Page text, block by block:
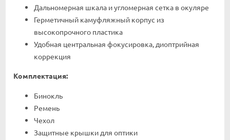
Дальномерная шкала и угломерная сетка в окуляре
Герметичный камуфляжный корпус из
высокопрочного пластика
Удобная центральная фокусировка, диоптрийная
коррекция
Комплектация:
Бинокль
Ремень
Чехол
Защитные крышки для оптики